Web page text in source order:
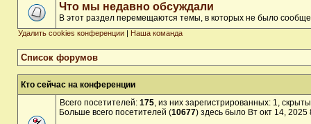
Что мы недавно обсуждали
В этот раздел перемещаются темы, в которых не было
Удалить cookies конференции | Наша команда
Список форумов
Кто сейчас на конференции
Всего посетителей: 175, из них зарегистрированных: 1,
Больше всего посетителей (10677) здесь было Вт окт 14, 2025